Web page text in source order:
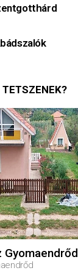
TETSZENEK?
Gyomaendrőd